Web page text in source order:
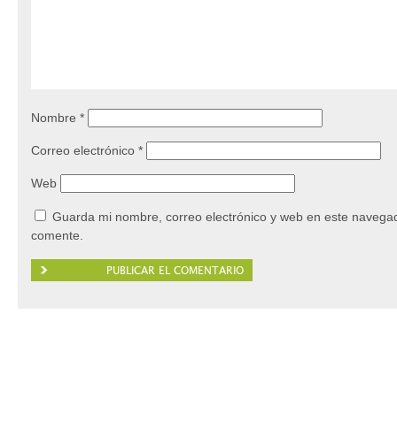
Nombre *
Correo electrónico *
Web
Guarda mi nombre, correo electrónico y web en este
comente.